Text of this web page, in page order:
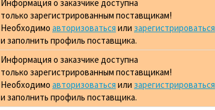
Информация о заказчике доступна
только зарегистрированным поставщикам!
Необходимо авторизоваться или зарегистрироваться
и заполнить профиль поставщика.
Информация о заказчике доступна
только зарегистрированным поставщикам!
Необходимо авторизоваться или зарегистрироваться
и заполнить профиль поставщика.